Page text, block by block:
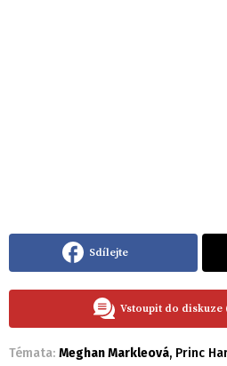
Sdílejte
Vstoupit do diskuze
Témata: Meghan Markleová, Princ